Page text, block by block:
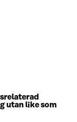
utan like som